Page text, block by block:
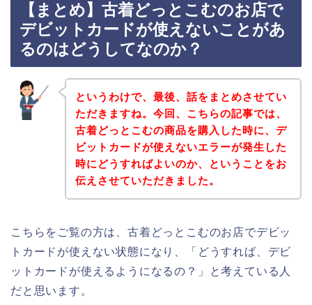
【まとめ】古着どっとこむのお店で
デビットカードが使えないことがあ
るのはどうしてなのか？
というわけで、最後、話をまとめさせてい
ただきますね。今回、こちらの記事では、
古着どっとこむの商品を購入した時に、デ
ビットカードが使えないエラーが発生した
時にどうすればよいのか、ということをお
伝えさせていただきました。
こちらをご覧の方は、古着どっとこむのお店でデビッ
トカードが使えない状態になり、「どうすれば、デビ
ットカードが使えるようになるの？」と考えている人
だと思います。